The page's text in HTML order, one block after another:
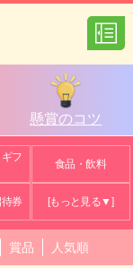
懸賞のコツ
フ
食品・飲料
券 [もっと見る▼]
賞品 人気順